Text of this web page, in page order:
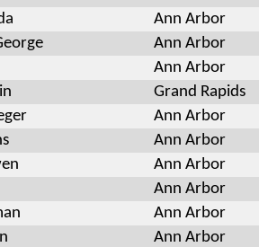
Ann Arbor
Ann Arbor
Ann Arbor
Grand Rapids
Ann Arbor
Ann Arbor
Ann Arbor
Ann Arbor
Ann Arbor
Ann Arbor